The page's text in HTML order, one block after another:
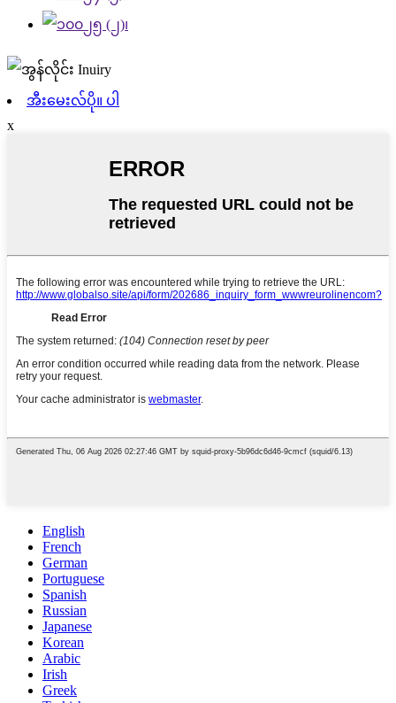
အီးမေးလ်ပို။ ပါ
x
English
French
German
Portuguese
Spanish
Russian
Japanese
Korean
Arabic
Irish
Greek